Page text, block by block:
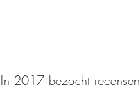
In 2017 bezocht